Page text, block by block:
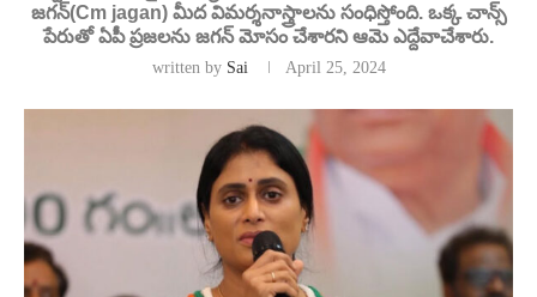
జగన్(Cm jagan) మీద విమర్శనాస్త్రాలను సంధిస్తోంది. ఒక్క చాన్స్
పేరుతో ఏపీ ప్రజలను జగన్ మోసం చేశారని ఆమె ఎద్దేవాచేశారు.
written by Sai April 25, 2024